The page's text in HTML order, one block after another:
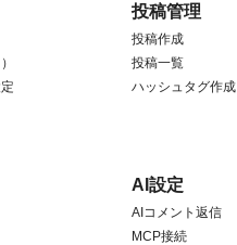
投稿管理
投稿作成
投稿一覧
ハッシュタグ作成
AI設定
AIコメント返信
MCP接続